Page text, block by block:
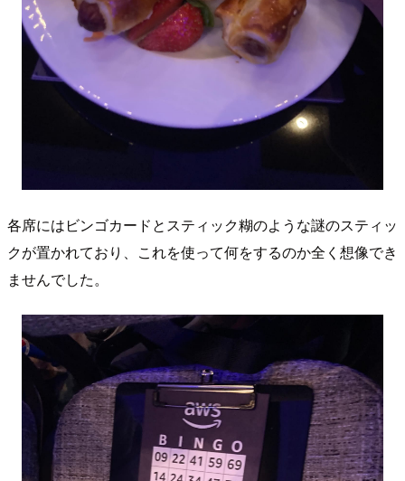
各席にはビンゴカードとスティック糊のような謎のスティッ
クが置かれており、これを使って何をするのか全く想像でき
ませんでした。